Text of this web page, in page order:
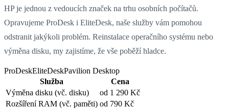
HP je jednou z vedoucích značek na trhu osobních počítačů.
Opravujeme ProDesk i EliteDesk, naše služby vám pomohou
odstranit jakýkoli problém. Reinstalace operačního systému nebo
výměna disku, my zajistíme, že vše poběží hladce.
ProDeskEliteDeskPavilion Desktop
Služba
Cena
Výměna disku (vč. disku)
od 1 290 Kč
Rozšíření RAM (vč. paměti) od 790 Kč